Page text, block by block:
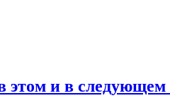
этом и в следующем